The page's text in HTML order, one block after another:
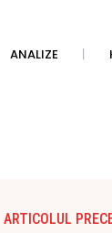
ANALIZE
ARTICOLUL